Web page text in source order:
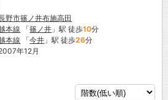
野市篠ノ井布施高田
本線 「篠ノ井 」駅 徒歩10分
本線 「今井 」駅 徒歩26分
年12月